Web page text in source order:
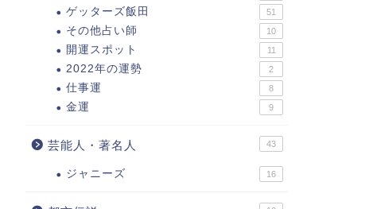
ゲッターズ飯田 51
その他占い師 10
開運スポット 11
2022年の運勢 2
仕事運 8
金運 9
芸能人・著名人 43
ジャニーズ 16